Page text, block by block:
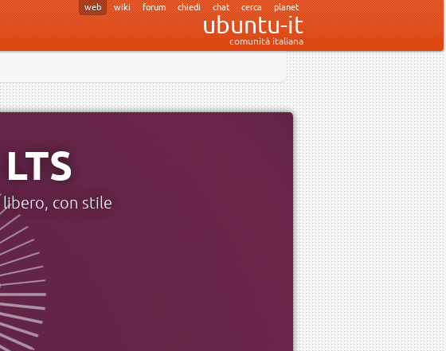
web wiki forum chiedi chat cerca planet
ubuntu-it
comunità italiana
con stile